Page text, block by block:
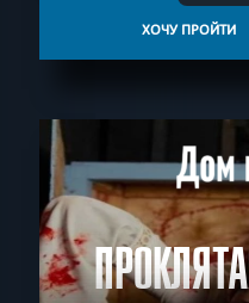
ХОЧУ ПРОЙТИ